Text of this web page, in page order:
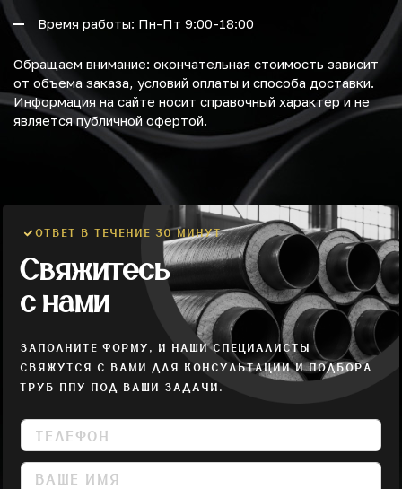
Время работы: Пн-Пт 9:00-18:00
Обращаем внимание: окончательная стоимость зависит
от объема заказа, условий оплаты и способа доставки.
Информация на сайте носит справочный характер и не
является публичной офертой.
ОТВЕТ В ТЕЧЕНИЕ 30 МИНУТ
Свяжитесь
с нами
ЗАПОЛНИТЕ ФОРМУ, И НАШИ СПЕЦИАЛИСТЫ
СВЯЖУТСЯ С ВАМИ ДЛЯ КОНСУЛЬТАЦИИ И ПОДБОРА
ТРУБ ППУ ПОД ВАШИ ЗАДАЧИ.